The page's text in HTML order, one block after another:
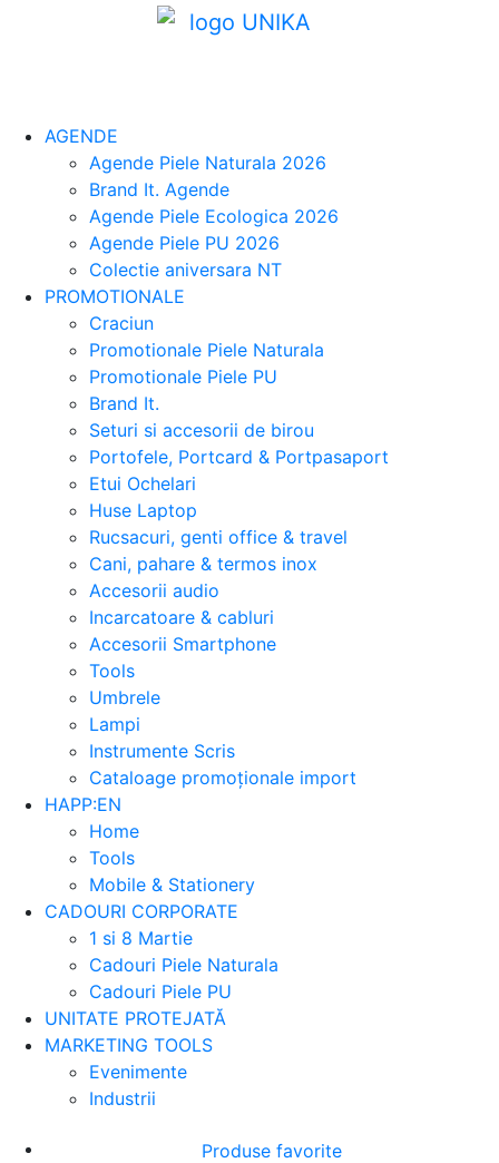
AGENDE
Agende Piele Naturala 2026
Brand It. Agende
Agende Piele Ecologica 2026
Agende Piele PU 2026
Colectie aniversara NT
PROMOTIONALE
Craciun
Promotionale Piele Naturala
Promotionale Piele PU
Brand It.
Seturi si accesorii de birou
Portofele, Portcard & Portpasaport
Etui Ochelari
Huse Laptop
Rucsacuri, genti office & travel
Cani, pahare & termos inox
Accesorii audio
Incarcatoare & cabluri
Accesorii Smartphone
Tools
Umbrele
Lampi
Instrumente Scris
Cataloage promoționale import
HAPP:EN
Home
Tools
Mobile & Stationery
CADOURI CORPORATE
1 si 8 Martie
Cadouri Piele Naturala
Cadouri Piele PU
UNITATE PROTEJATĂ
MARKETING TOOLS
Evenimente
Industrii
Produse favorite